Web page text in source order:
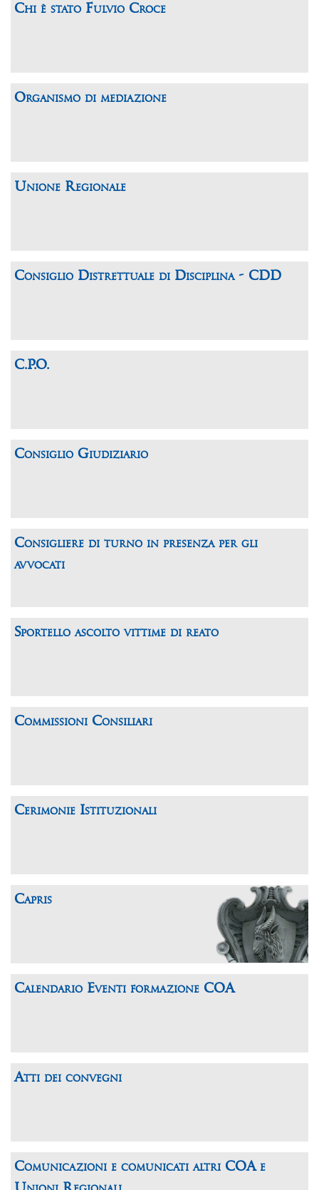
Chi è stato Fulvio Croce
Organismo di mediazione
Unione Regionale
Consiglio Distrettuale di Disciplina - CDD
C.P.O.
Consiglio Giudiziario
Consigliere di turno in presenza per gli
avvocati
Sportello ascolto vittime di reato
Commissioni Consiliari
Cerimonie Istituzionali
Capris
Calendario Eventi formazione COA
Atti dei convegni
Comunicazioni e comunicati altri COA e